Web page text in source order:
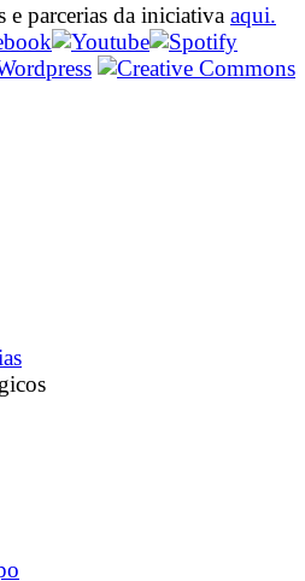
e parcerias da iniciativa aqui.